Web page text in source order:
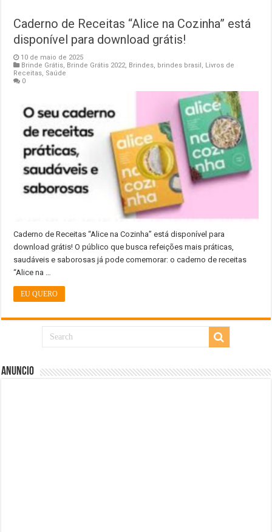
Caderno de Receitas “Alice na Cozinha” está
disponível para download grátis!
10 de maio de 2025
Brinde Grátis, Brinde Grátis 2022, Brindes, brindes brasil, Livros de
Receitas, Saúde
0
Caderno de Receitas “Alice na Cozinha” está disponível para
download grátis! O público que busca refeições mais práticas,
saudáveis e saborosas já pode comemorar: o caderno de receitas
“Alice na …
EU QUERO
Anuncio